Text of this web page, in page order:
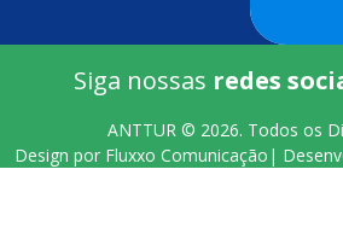
Siga nossas redes
ANTTUR © 2026. Todos os
Design por Fluxxo Comunicação |